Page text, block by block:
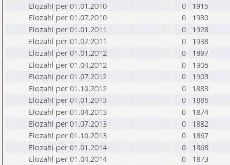
Elozahl per 01.01.2010
0
1915
Elozahl per 01.07.2010
0
1930
Elozahl per 01.01.2011
0
1928
Elozahl per 01.07.2011
0
1938
Elozahl per 01.01.2012
0
1897
Elozahl per 01.04.2012
0
1905
Elozahl per 01.07.2012
0
1903
Elozahl per 01.10.2012
0
1883
Elozahl per 01.01.2013
0
1886
Elozahl per 01.04.2013
0
1874
Elozahl per 01.07.2013
0
1882
Elozahl per 01.10.2013
0
1867
Elozahl per 01.01.2014
0
1868
Elozahl per 01.04.2014
0
1873